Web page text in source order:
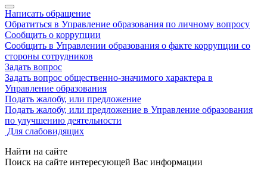
Написать обращение
Обратиться в Управление образования по личному вопросу
Сообщить о коррупции
Сообщить в Управлении образования о факте коррупции со
стороны сотрудников
Задать вопрос
Задать вопрос общественно-значимого характера в
Управление образования
Подать жалобу, или предложение
Подать жалобу, или предложение в Управление образования
по улучшению деятельности
Для слабовидящих
Найти на сайте
Поиск на сайте интересующей Вас информации